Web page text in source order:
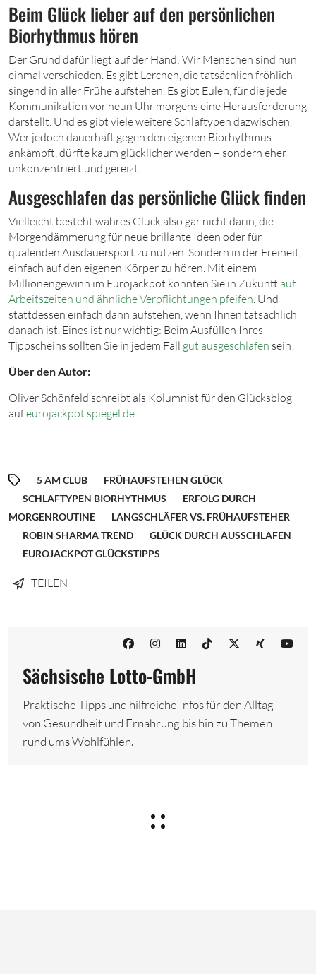
Beim Glück lieber auf den persönlichen
Biorhythmus hören
Der Grund dafür liegt auf der Hand: Wir Menschen sind nun
einmal verschieden. Es gibt Lerchen, die tatsächlich fröhlich
singend in aller Frühe aufstehen. Es gibt Eulen, für die jede
Kommunikation vor neun Uhr morgens eine Herausforderung
darstellt. Und es gibt viele weitere Schlaftypen dazwischen.
Wer jedoch dauerhaft gegen den eigenen Biorhythmus
ankämpft, dürfte kaum glücklicher werden – sondern eher
unkonzentriert und gereizt.
Ausgeschlafen das persönliche Glück finden
Vielleicht besteht wahres Glück also gar nicht darin, die
Morgendämmerung für neue brillante Ideen oder für
quälenden Ausdauersport zu nutzen. Sondern in der Freiheit,
einfach auf den eigenen Körper zu hören. Mit einem
Millionengewinn im Eurojackpot könnten Sie in Zukunft auf
Arbeitszeiten und ähnliche Verpflichtungen pfeifen . Und
stattdessen einfach dann aufstehen, wenn Ihnen tatsächlich
danach ist. Eines ist nur wichtig: Beim Ausfüllen Ihres
Tippscheins sollten Sie in jedem Fall gut ausgeschlafen sein!
Über den Autor:
Oliver Schönfeld schreibt als Kolumnist für den Glücksblog
aufeurojackpot.spiegel.de
5 AM CLUB
FRÜHAUFSTEHEN GLÜCK
SCHLAFTYPEN BIORHYTHMUS
ERFOLG DURCH
MORGENROUTINE
LANGSCHLÄFER VS. FRÜHAUFSTEHER
ROBIN SHARMA TREND
GLÜCK DURCH AUSSCHLAFEN
EUROJACKPOT GLÜCKSTIPPS
TEILEN
Sächsische Lotto-GmbH
Praktische Tipps und hilfreiche Infos für den Alltag –
von Gesundheit und Ernährung bis hin zu Themen
rund ums Wohlfühlen.